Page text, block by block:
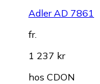
Adler AD 7861
fr.
1 237 kr
hos CDON